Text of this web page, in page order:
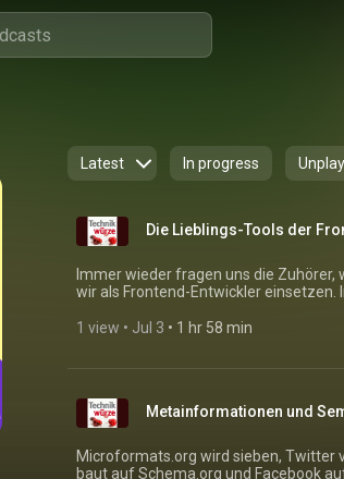
Latest In progress
Die Lieblings-Tools der
Immer wieder fragen uns die
wir als Frontend-Entwickler einsetzen.
1 view • Jul 3 • 1 hr 58 min
Metainformationen und
Microformats.org wird sieben, Twitter
baut auf Schema.org und Facebook